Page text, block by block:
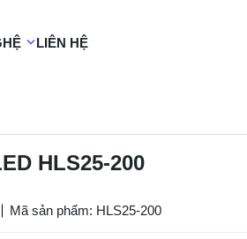
LIÊN HỆ
HLS25-200
Mã sản phẩm: HLS25-200